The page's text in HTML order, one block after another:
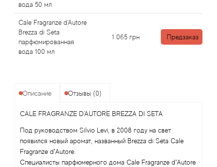
вода 50 мл
Cale Fragranze d'Autore
Brezza di Seta
парфюмированная
вода 100 мл
1 065 грн Предзаказ
Описание Отзывы (0)
CALE FRAGRANZE D'AUTORE BREZZA DI SETA
Под руководством Silvio Levi, в 2008 году на свет
появился новый аромат, названный Brezza di Seta Cale
Fragranze d’Autore.
Специалисты парфюмерного дома Cale Fragranze d’Autore
Alyssa Ashley
American Crew
Amouage
Angel Schlesser
Anima Mundi